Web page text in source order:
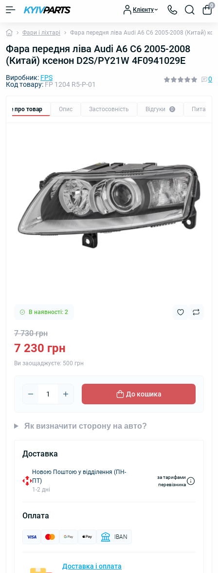
Клієнту
0
Фари і ліхтарі Фара передня ліва Audi А6 C6 2005-2008 (Китай)
Фара передня ліва Audi А6 C6 2005-2008
(Китай) ксенон D2S/PY21W 4F0941029E
Виробник: FPS
Код товару: FP 1204 R5-P-01
0
Все про товар Опис Застосовність Відгуки 0 Питання
В наявності: 2
7 730 грн
7 230 грн
Ви заощаджуєте: 500 грн
До кошика
Як визначити сторону на авто?
Доставка
Новою Поштою у відділення (ПН-
ПТ)
1-2 дні
за тарифами
перевізника
Оплата
IBAN
Доставка і оплата